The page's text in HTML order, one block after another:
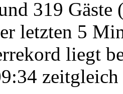
319 Gäste
letzten 5
liegt